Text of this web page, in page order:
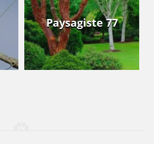
Paysagiste 77